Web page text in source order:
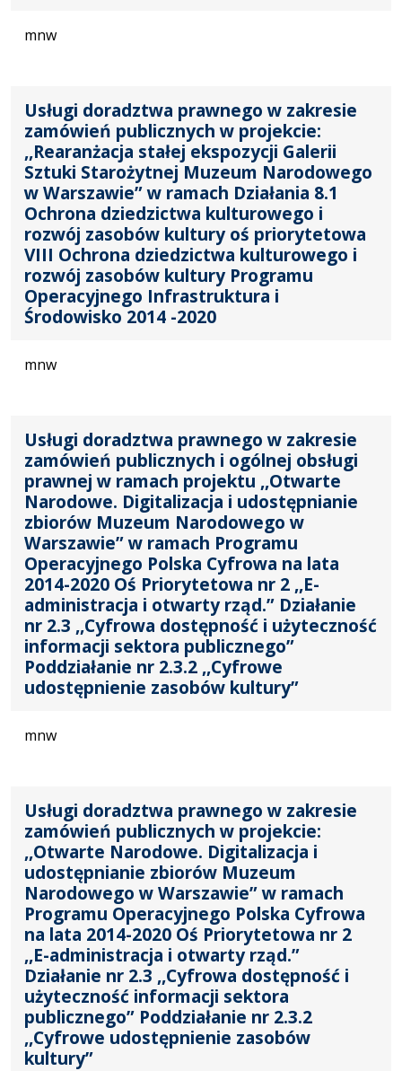
mnw
Usługi doradztwa prawnego w zakresie
zamówień publicznych w projekcie:
,,Rearanżacja stałej ekspozycji Galerii
Sztuki Starożytnej Muzeum Narodowego
w Warszawie” w ramach Działania 8.1
Ochrona dziedzictwa kulturowego i
rozwój zasobów kultury oś priorytetowa
VIII Ochrona dziedzictwa kulturowego i
rozwój zasobów kultury Programu
Operacyjnego Infrastruktura i
Środowisko 2014 -2020
mnw
Usługi doradztwa prawnego w zakresie
zamówień publicznych i ogólnej obsługi
prawnej w ramach projektu ,,Otwarte
Narodowe. Digitalizacja i udostępnianie
zbiorów Muzeum Narodowego w
Warszawie” w ramach Programu
Operacyjnego Polska Cyfrowa na lata
2014-2020 Oś Priorytetowa nr 2 ,,E-
administracja i otwarty rząd.” Działanie
nr 2.3 ,,Cyfrowa dostępność i użyteczność
informacji sektora publicznego”
Poddziałanie nr 2.3.2 ,,Cyfrowe
udostępnienie zasobów kultury”
mnw
Usługi doradztwa prawnego w zakresie
zamówień publicznych w projekcie:
,,Otwarte Narodowe. Digitalizacja i
udostępnianie zbiorów Muzeum
Narodowego w Warszawie” w ramach
Programu Operacyjnego Polska Cyfrowa
na lata 2014-2020 Oś Priorytetowa nr 2
,,E-administracja i otwarty rząd.”
Działanie nr 2.3 ,,Cyfrowa dostępność i
użyteczność informacji sektora
publicznego” Poddziałanie nr 2.3.2
,,Cyfrowe udostępnienie zasobów
kultury”